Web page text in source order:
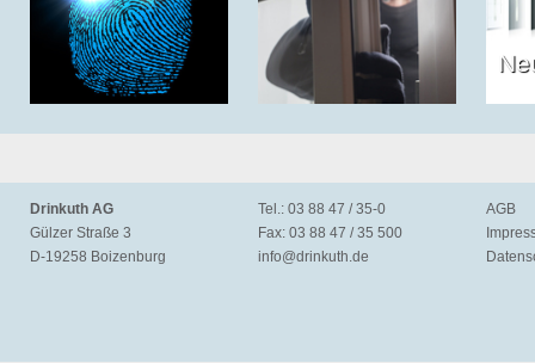
Drinkuth AG
Gülzer Straße 3
D-19258 Boizenburg
Tel.: 03 88 47 / 35-0
Fax: 03 88 47 / 35 500
info@drinkuth.de
AGB